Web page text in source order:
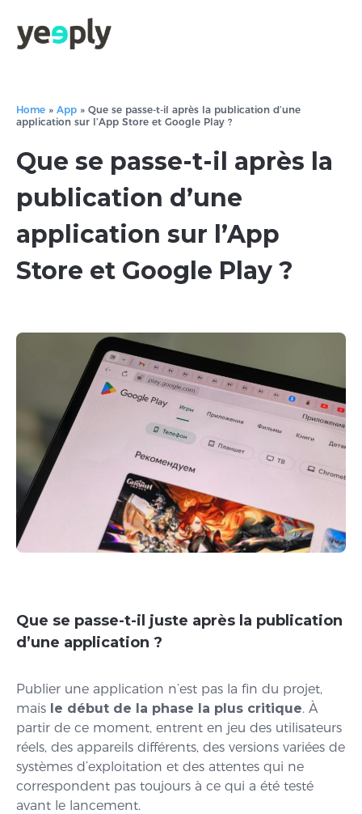
Home » App » Que se passe-t-il après la publication d’une
application sur l’App Store et Google Play ?
Que se passe-t-il après la
publication d’une
application sur l’App
Store et Google Play ?
Que se passe-t-il juste après la publication
d’une application ?
Publier une application n’est pas la fin du projet,
mais le début de la phase la plus critique. À
partir de ce moment, entrent en jeu des utilisateurs
réels, des appareils différents, des versions variées de
systèmes d’exploitation et des attentes qui ne
correspondent pas toujours à ce qui a été testé
avant le lancement.